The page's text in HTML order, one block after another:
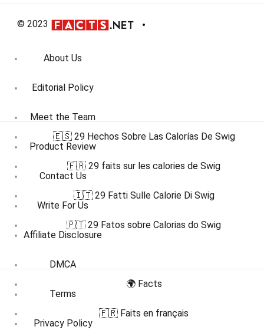
© 2023
About Us
Editorial Policy
Meet the Team
Product Review
Contact Us
Write For Us
Affiliate Disclosure
DMCA
Terms
Privacy Policy
🇪🇸 29 Hechos Sobre Las Calorías De Swig
🇫🇷 29 faits sur les calories de Swig
🇮🇹 29 Fatti Sulle Calorie Di Swig
🇵🇹 29 Fatos sobre Calorias do Swig
🌍 Facts
🇫🇷 Faits en français